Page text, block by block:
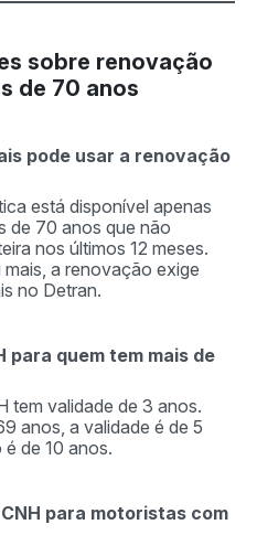
sobre renovação
de 70 anos
pode usar a renovação
está disponível apenas
de 70 anos que não
nos últimos 12 meses.
a renovação exige
no Detran.
para quem tem mais de
tem validade de 3 anos.
anos, a validade é de 5
de 10 anos.
para motoristas com